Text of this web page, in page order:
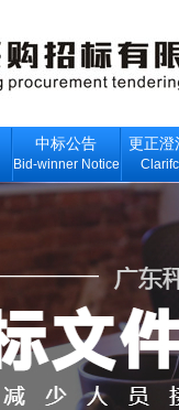
中标公告
Bid-winner Notice
更正澄